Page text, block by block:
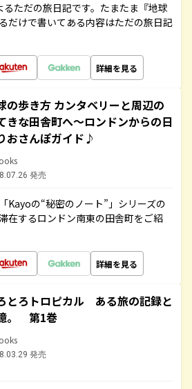
ただの旅日記です。たまたま『地球
だけで書いてある内容はただの旅日記
詳細を見る
の歩き方 カンタベリーと周辺の
きな田舎町へ～ロンドンからの日
おさんぽガイド♪
発売
Kayoの“秘密のノート”」シリーズの
在するロンドン南東の田舎町をご紹
詳細を見る
とろトロピカル ある旅の記録と
。 第1巻
発売